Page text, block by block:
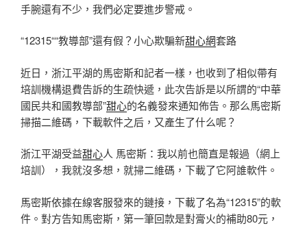
手腕還有不少，我們必定要進步警戒。
“12315““教導部”還有假？小心欺騙新甜心網套路
近日，浙江平湖的馬密斯和記者一樣，也收到了相似帶有
培訓機構退費告訴的生疏快遞，此次告訴是以所謂的“中華
國民共和國教導部”甜心的名義發來通知佈告。那么馬密斯
掃描二維碼，下載軟件之后，又產生了什么呢？
浙江平湖受益甜心人 馬密斯：我以前也簡直是報過（網上
培訓），我就沒多想，就掃二維碼，下載了它阿誰軟件。
馬密斯依據在線客服發來的鏈接，下載了名為“12315”的軟
件。對方告知馬密斯，第一筆回款是對膏火的補助80元，